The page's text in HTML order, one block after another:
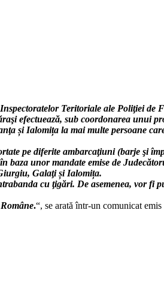
Teritoriale ale Poliţiei de
efectuează, sub coordonarea unui
și Ialomița la mai multe persoane
pe diferite ambarcaţiuni (barje şi
unor mandate emise de
Galaţi și Ialomița.
cu ţigări. De asemenea, vor fi
.“, se arată într-un comunicat